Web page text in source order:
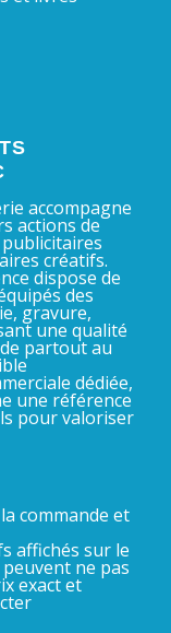
accompagne
actions de
créatifs.
dispose de
des
gravure,
une qualité
partout au
dédiée,
une référence
pour valoriser
la commande et
affichés sur le
ne pas
exact et